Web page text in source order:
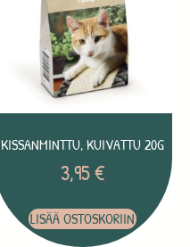
KISSANMINTTU, KUIVATTU 20G
3,95€
LISÄÄ OSTOSKORIIN